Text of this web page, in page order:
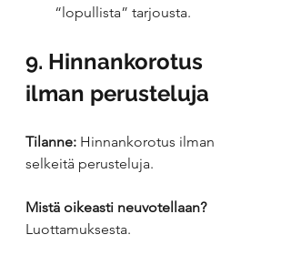
“lopullista” tarjousta.
9. Hinnankorotus
ilman perusteluja
Tilanne: Hinnankorotus ilman
selkeitä perusteluja.
Mistä oikeasti neuvotellaan?
Luottamuksesta.